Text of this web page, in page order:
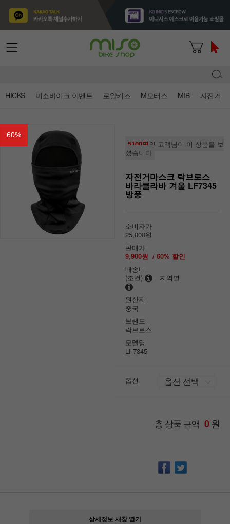
HICKS 미소바이크 이벤트 로얄키즈 M모터스 MIB 자전거
60%
5100명의 고객님이 이 상품을 보
셨습니다
자전거마스크 락브로스
바라클라바 겨울 LF7345
방풍
소비자가
25,000원
판매가
9,900원 / 60% 할인
배송비
(조건)
지역별
원산지
중국
브랜드
락브로스
모델명
LF7345
옵션
총 상품 금액 0원
상세정보 새창 열기